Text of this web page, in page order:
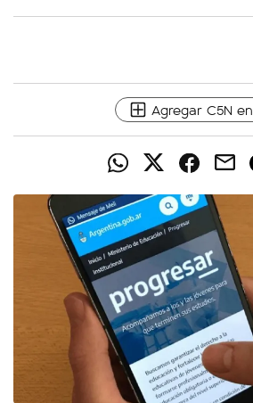
Agregar C5N en